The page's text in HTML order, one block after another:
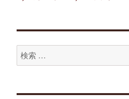
で
理
検
索
象: